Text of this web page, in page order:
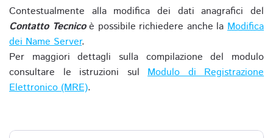
Contestualmente alla modifica dei dati anagrafici del
Contatto Tecnicoè possibile richiedere anche laModifica
dei Name Server.
Per maggiori dettagli sulla compilazione del modulo
consultare le istruzioni sul Modulo di Registrazione
Elettronico (MRE).